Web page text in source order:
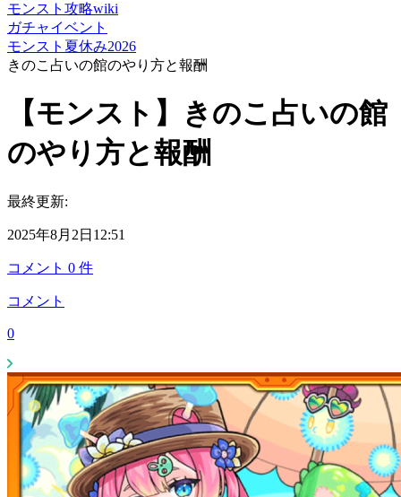
モンスト攻略wiki
ガチャイベント
モンスト夏休み2026
きのこ占いの館のやり方と報酬
【モンスト】きのこ占いの館
のやり方と報酬
最終更新:
2025年8月2日12:51
コメント 0 件
コメント
0